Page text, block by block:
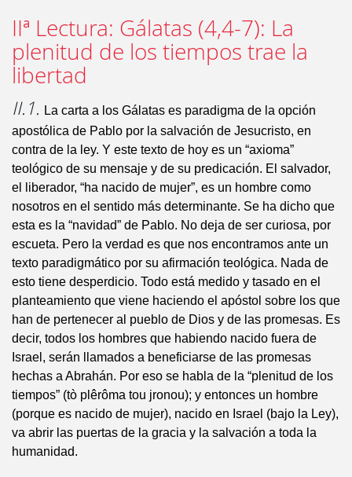
IIª Lectura: Gálatas (4,4-7): La
plenitud de los tiempos trae la
libertad
II.1. La carta a los Gálatas es paradigma de la opción
apostólica de Pablo por la salvación de Jesucristo, en
contra de la ley. Y este texto de hoy es un “axioma”
teológico de su mensaje y de su predicación. El salvador,
el liberador, “ha nacido de mujer”, es un hombre como
nosotros en el sentido más determinante. Se ha dicho que
esta es la “navidad” de Pablo. No deja de ser curiosa, por
escueta. Pero la verdad es que nos encontramos ante un
texto paradigmático por su afirmación teológica. Nada de
esto tiene desperdicio. Todo está medido y tasado en el
planteamiento que viene haciendo el apóstol sobre los que
han de pertenecer al pueblo de Dios y de las promesas. Es
decir, todos los hombres que habiendo nacido fuera de
Israel, serán llamados a beneficiarse de las promesas
hechas a Abrahán. Por eso se habla de la “plenitud de los
tiempos” (tò plêrôma tou jronou); y entonces un hombre
(porque es nacido de mujer), nacido en Israel (bajo la Ley),
va abrir las puertas de la gracia y la salvación a toda la
humanidad.